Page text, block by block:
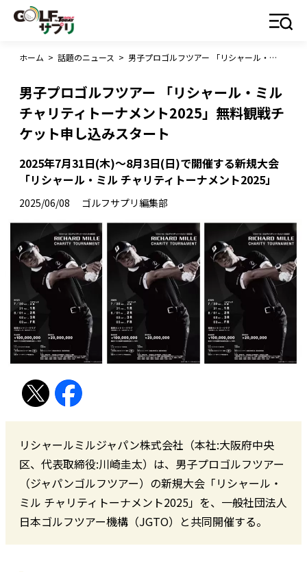
ホーム > 話題のニュース > 男子プロゴルフツアー 「リシャール・ミル チャリティトーナメント2025」無料観戦チケット申し込みスタート
男子プロゴルフツアー 「リシャール・ミル
チャリティトーナメント2025」無料観戦チ
ケット申し込みスタート
2025年7月31日(木)～8月3日(日)で開催する新規大会
「リシャール・ミル チャリティトーナメント2025」
2025/06/08 ゴルフサプリ編集部
リシャールミルジャパン株式会社（本社:大阪府中央
区、代表取締役:川崎圭太）は、男子プロゴルフツアー
（ジャパンゴルフツアー）の新規大会「リシャール・
ミル チャリティトーナメント2025」を、一般社団法人
日本ゴルフツアー機構（JGTO）と共同開催する。